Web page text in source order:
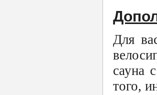
Для
сауна
того,